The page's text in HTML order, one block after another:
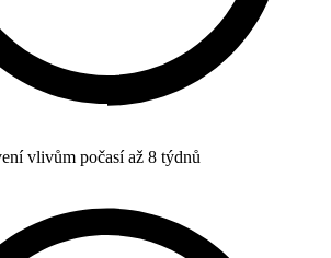
vlivům počasí až 8 týdnů